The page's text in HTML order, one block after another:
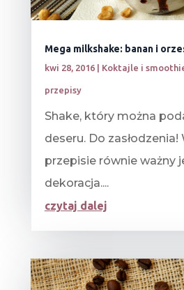
Mega milkshake: banan i
kwi 28, 2016| Koktajle i
przepisy
Shake, który można
deseru. Do zasłodzenia!
przepisie równie ważny
dekoracja....
czytaj dalej